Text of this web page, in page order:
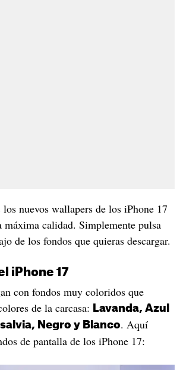
nuevos wallapers de los iPhone 17
máxima calidad. Simplemente pulsa
de los fondos que quieras descargar.
iPhone 17
con fondos muy coloridos que
de la carcasa: Lavanda, Azul
Negro y Blanco. Aquí
de pantalla de los iPhone 17: